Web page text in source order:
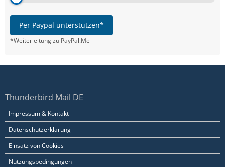
Per Paypal unterstützen*
*Weiterleitung zu PayPal.Me
Thunderbird Mail DE
Impressum & Kontakt
Datenschutzerklärung
Einsatz von Cookies
Nutzungsbedingungen